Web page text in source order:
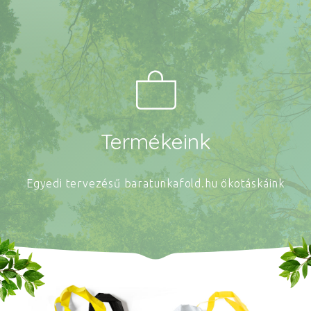
Termékeink
Egyedi tervezésű baratunkafold.hu ökotáskáink